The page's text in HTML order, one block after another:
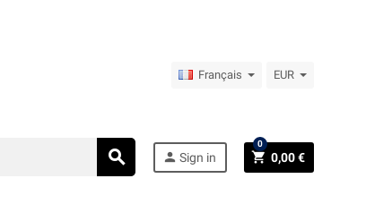
Français EUR
search person Sign in shopping_cart 0,00 €
0